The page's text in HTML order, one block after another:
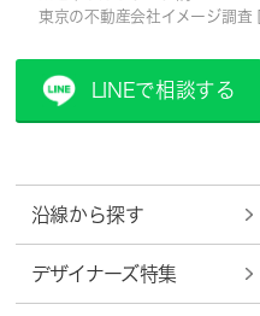
東京の不動産会社イメージ調査 [
LINEで相談する
沿線から探す
デザイナーズ特集